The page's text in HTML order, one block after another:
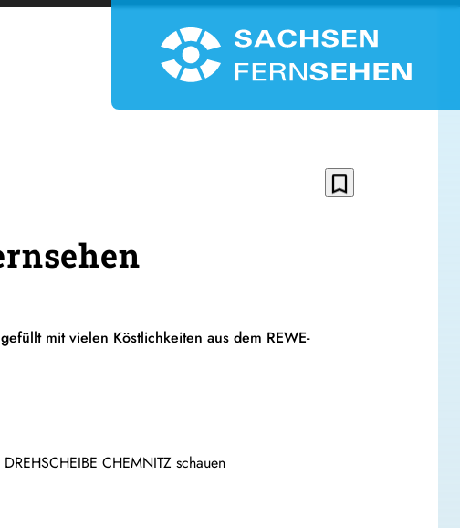
bookmark_border
mit vielen Köstlichkeiten aus dem REWE-
CHEMNITZ schauen